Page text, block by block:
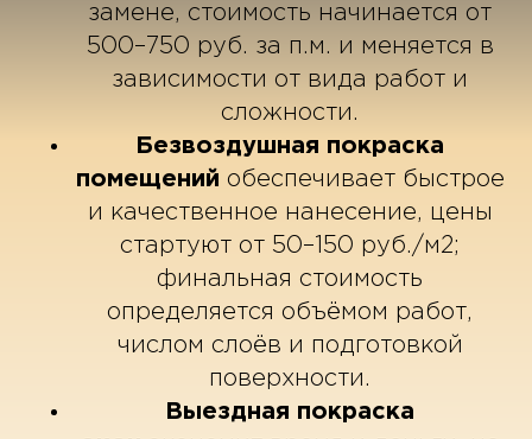
замене, стоимость начинается от
500–750 руб. за п.м. и меняется в
зависимости от вида работ и
сложности.
Безвоздушная покраска
помещений обеспечивает быстрое
и качественное нанесение, цены
стартуют от 50–150 руб./м2;
финальная стоимость
определяется объёмом работ,
числом слоёв и подготовкой
поверхности.
Выездная покраска